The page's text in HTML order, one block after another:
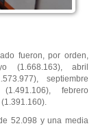
fueron, por orden,
(1.668.163), abril
septiembre
febrero
52.098 y una media